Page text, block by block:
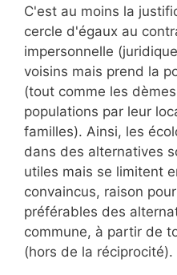
C'est au moins la
cercle d'égaux au
impersonnelle
voisins mais prend la
(tout comme les
populations par leur
familles). Ainsi, les
dans des alternatives
utiles mais se limitent
convaincus, raison
préférables des
commune, à partir de
(hors de la réciprocité).